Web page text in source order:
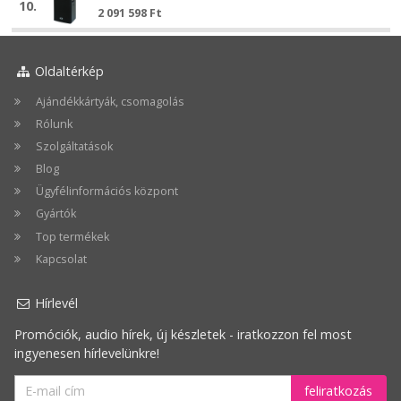
VariLine
VL152
10.
VariLine
VL152
2 091 598 Ft
Oldaltérkép
Ajándékkártyák, csomagolás
Rólunk
Szolgáltatások
Blog
Ügyfélinformációs központ
Gyártók
Top termékek
Kapcsolat
Hírlevél
Promóciók, audio hírek, új készletek - iratkozzon fel most
ingyenesen hírlevelünkre!
feliratkozás